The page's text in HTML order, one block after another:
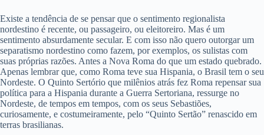
Existe a tendência de se pensar que o sentimento regionalista
nordestino é recente, ou passageiro, ou eleitoreiro. Mas é um
sentimento absurdamente secular. E com isso não quero outorgar um
separatismo nordestino como fazem, por exemplos, os sulistas com
suas próprias razões. Antes a Nova Roma do que um estado quebrado.
Apenas lembrar que, como Roma teve sua Hispania, o Brasil tem o seu
Nordeste. O Quinto Sertório que milênios atrás fez Roma repensar sua
política para a Hispania durante a Guerra Sertoriana, ressurge no
Nordeste, de tempos em tempos, com os seus Sebastiões,
curiosamente, e costumeiramente, pelo “Quinto Sertão” renascido em
terras brasilianas.